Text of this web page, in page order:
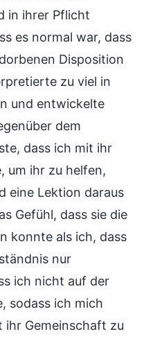
in ihrer Pflicht
es normal war, dass
Disposition
zu viel in
und entwickelte
dem
dass ich mit ihr
um ihr zu helfen,
eine Lektion daraus
Gefühl, dass sie die
konnte als ich, dass
nur
ich nicht auf der
sodass ich mich
Gemeinschaft zu